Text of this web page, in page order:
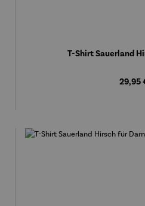
T-Shirt Sauerland
29,95